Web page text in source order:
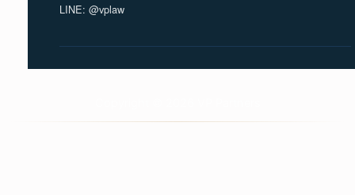
LINE: @vplaw